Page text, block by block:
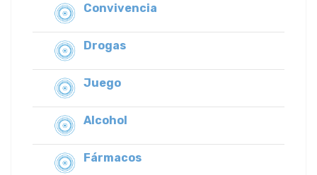
Convivencia
Drogas
Juego
Alcohol
Fármacos